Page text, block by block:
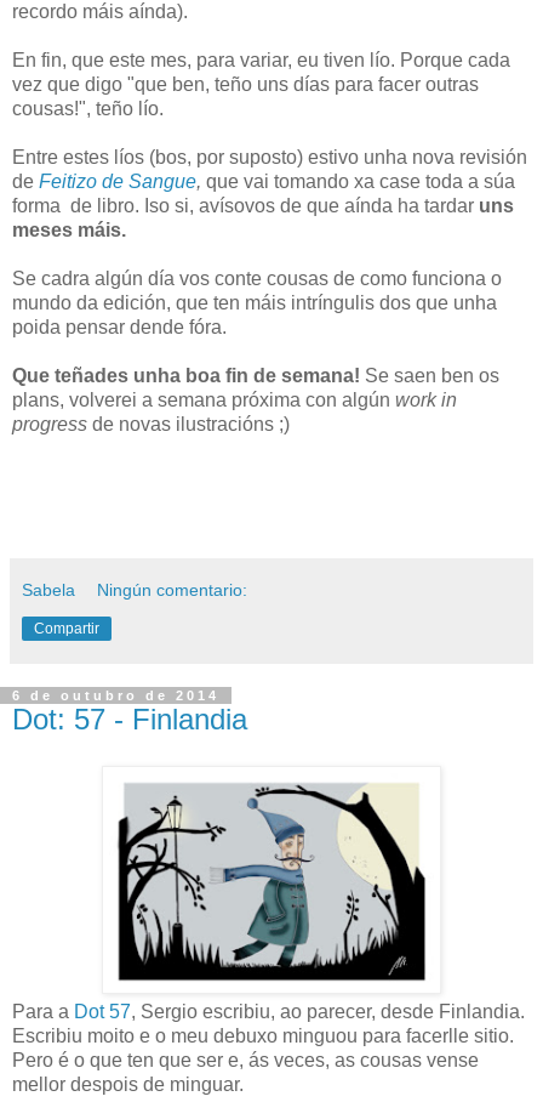
recordo máis aínda).
En fin, que este mes, para variar, eu tiven lío. Porque cada
vez que digo "que ben, teño uns días para facer outras
cousas!", teño lío.
Entre estes líos (bos, por suposto) estivo unha nova revisión
de Feitizo de Sangue, que vai tomando xa case toda a súa
forma de libro. Iso si, avísovos de que aínda ha tardar uns
meses máis.
Se cadra algún día vos conte cousas de como funciona o
mundo da edición, que ten máis intríngulis dos que unha
poida pensar dende fóra.
Que teñades unha boa fin de semana! Se saen ben os
plans, volverei a semana próxima con algún work in
progress de novas ilustracións ;)
Sabela Ningún comentario:
Compartir
6 de outubro de 2014
Dot: 57 - Finlandia
Para a Dot 57, Sergio escribiu, ao parecer, desde Finlandia.
Escribiu moito e o meu debuxo minguou para facerlle sitio.
Pero é o que ten que ser e, ás veces, as cousas vense
mellor despois de minguar.